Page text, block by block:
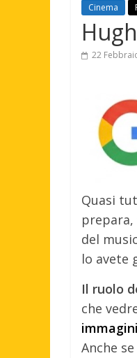
Cinema
22
Quasi
del
lo avete
Il ruolo
che
immagini
Anche